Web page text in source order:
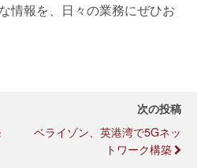
情報を、日々の業務にぜひお
次の投稿
ベライゾン、英港湾で5Gネッ
トワーク構築